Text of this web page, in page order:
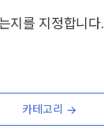
지를 지정합니다.
카테고리